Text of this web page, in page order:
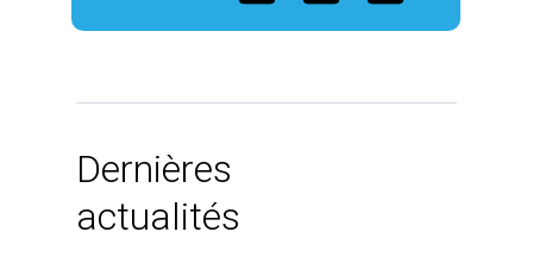
Dernières
actualités